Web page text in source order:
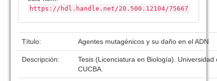
https://hdl.handle.net/20.500.12104/75667
Título: Agentes mutagénicos y su daño en el ADN
Descripción:
Tesis (Licenciatura en Biología). Universidad
CUCBA.